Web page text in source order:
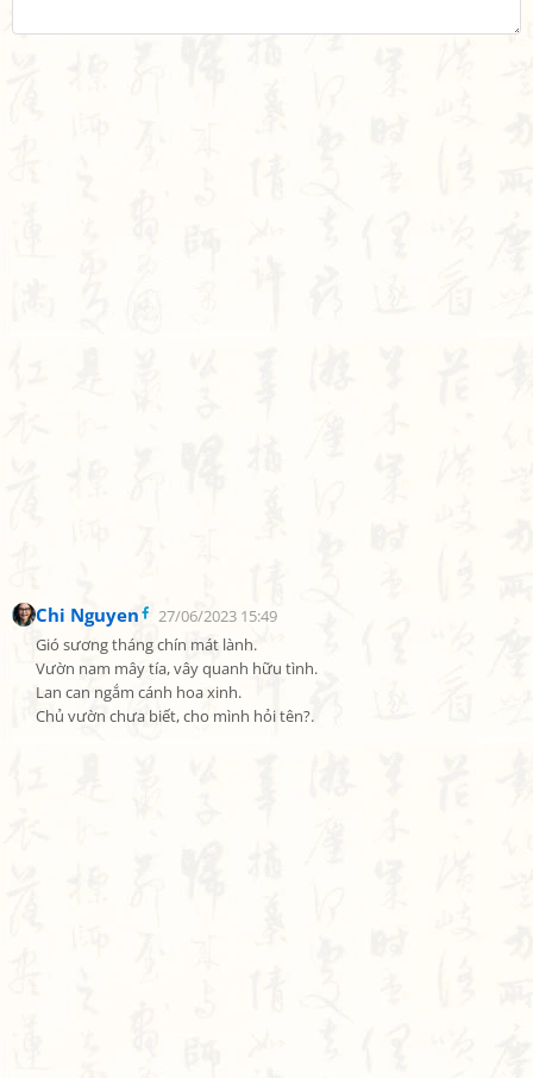
Chi Nguyen
27/06/2023 15:49
Gió sương tháng chín mát lành.
Vườn nam mây tía, vây quanh hữu tình.
Lan can ngắm cánh hoa xinh.
Chủ vườn chưa biết, cho mình hỏi tên?.